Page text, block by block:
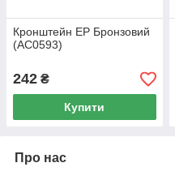
Кронштейн EP Бронзовий
(AC0593)
242 ₴
Купити
Про нас